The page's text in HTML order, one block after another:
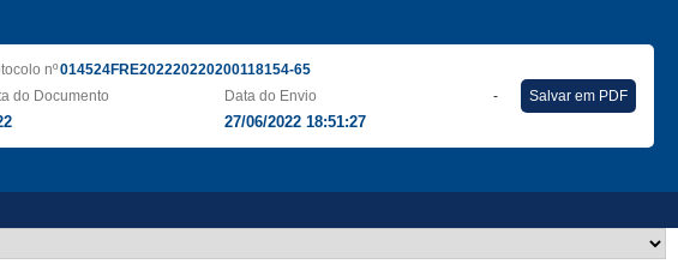
nº014524FRE202220220200118154-65
do Documento
Data do Envio
27/06/2022 18:51:27
- Salvar em PDF